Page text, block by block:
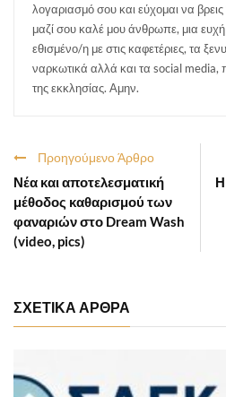
λογαριασμό σου και εύχομαι να
μαζί σου καλέ μου άνθρωπε, μια
εθισμένο/η με στις καφετέριες, τα
ναρκωτικά αλλά και τα social media,
της εκκλησίας. Αμην.
Προηγούμενο Άρθρο
Νέα και αποτελεσματική
μέθοδος καθαρισμού των
φαναριών στο Dream Wash
(video, pics)
ΣΧΕΤΙΚΑ ΑΡΘΡΑ